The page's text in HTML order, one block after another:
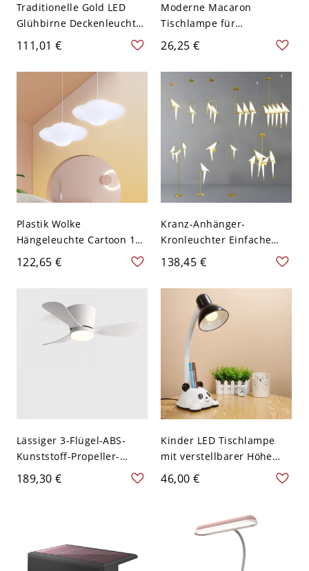
Traditionelle Gold LED
Glühbirne Deckenleuchte
mit weißem Milchglas-
Schirm - 110V-120V 30,48
cm
111,01 €
Moderne Macaron
Tischlampe für
minimalistisches
Nachtlicht im
Wohnzimmer oder
Kinderzimmer - 110V-120V
Rot Kegel
26,25 €
Plastik Wolke
Hängeleuchte Cartoon 1
Licht in Weiß für
Spielzimmer - 110V-120V
122,65 €
Kranz-Anhänger-
Kronleuchter Einfache
Kunststoff-Esszimmer-
LED-Hängeleuchte in Gold
mit Metallringrahmen -
110V-120V 1 Weiß-Golden
138,45 €
Lässiger 3-Flügel-ABS-
Kunststoff-Propeller-
Deckenventilator mit LED-
Licht, bündig montiert, für
189,30 €
Kinder LED Tischlampe
mit verstellbarer Höhe
und weißer Cremebasis -
16 Zoll Höhe - 110V-120V
46,00 €